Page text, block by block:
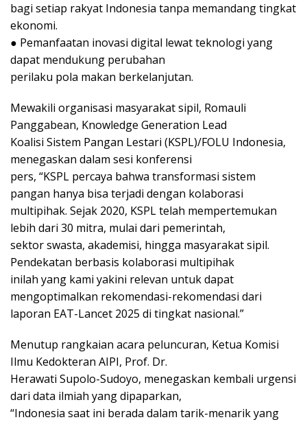
bagi setiap rakyat Indonesia tanpa memandang tingkat
ekonomi.
● Pemanfaatan inovasi digital lewat teknologi yang
dapat mendukung perubahan
perilaku pola makan berkelanjutan.
Mewakili organisasi masyarakat sipil, Romauli
Panggabean, Knowledge Generation Lead
Koalisi Sistem Pangan Lestari (KSPL)/FOLU Indonesia,
menegaskan dalam sesi konferensi
pers, “KSPL percaya bahwa transformasi sistem
pangan hanya bisa terjadi dengan kolaborasi
multipihak. Sejak 2020, KSPL telah mempertemukan
lebih dari 30 mitra, mulai dari pemerintah,
sektor swasta, akademisi, hingga masyarakat sipil.
Pendekatan berbasis kolaborasi multipihak
inilah yang kami yakini relevan untuk dapat
mengoptimalkan rekomendasi-rekomendasi dari
laporan EAT-Lancet 2025 di tingkat nasional.”
Menutup rangkaian acara peluncuran, Ketua Komisi
Ilmu Kedokteran AIPI, Prof. Dr.
Herawati Supolo-Sudoyo, menegaskan kembali urgensi
dari data ilmiah yang dipaparkan,
“Indonesia saat ini berada dalam tarik-menarik yang